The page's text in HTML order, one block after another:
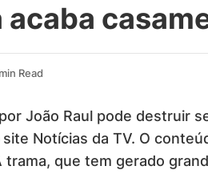
Read
João Raul pode destruir
Notícias da TV. O
trama, que tem gerado